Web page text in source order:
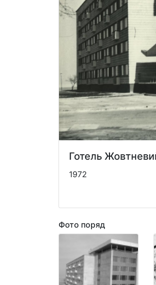
Готель
1972
Фото поряд